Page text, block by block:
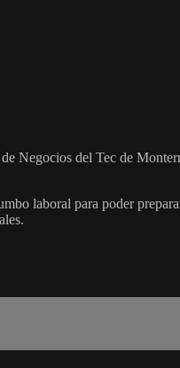
Negocios del Tec de
laboral para poder